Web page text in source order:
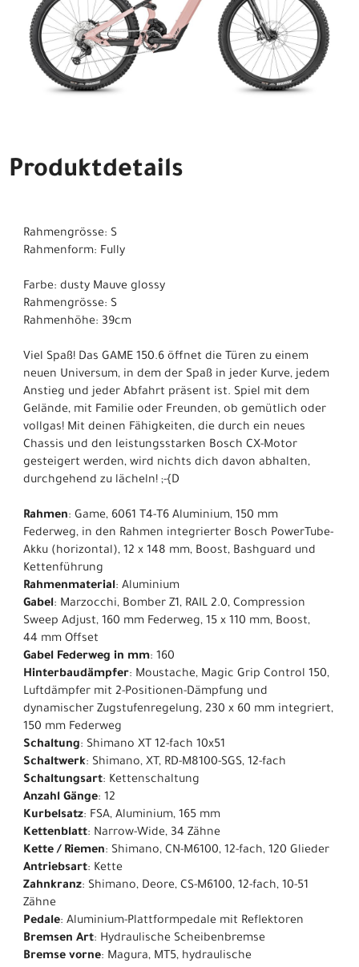
Produktdetails
Rahmengrösse: S
Rahmenform: Fully
Farbe: dusty Mauve glossy
Rahmengrösse: S
Rahmenhöhe: 39cm
Viel Spaß! Das GAME 150.6 öffnet die Türen zu einem
neuen Universum, in dem der Spaß in jeder Kurve, jedem
Anstieg und jeder Abfahrt präsent ist. Spiel mit dem
Gelände, mit Familie oder Freunden, ob gemütlich oder
vollgas! Mit deinen Fähigkeiten, die durch ein neues
Chassis und den leistungsstarken Bosch CX-Motor
gesteigert werden, wird nichts dich davon abhalten,
durchgehend zu lächeln! ;-{D
Rahmen: Game, 6061 T4-T6 Aluminium, 150 mm
Federweg, in den Rahmen integrierter Bosch PowerTube-
Akku (horizontal), 12 x 148 mm, Boost, Bashguard und
Kettenführung
Rahmenmaterial: Aluminium
Gabel: Marzocchi, Bomber Z1, RAIL 2.0, Compression
Sweep Adjust, 160 mm Federweg, 15 x 110 mm, Boost,
44 mm Offset
Gabel Federweg in mm: 160
Hinterbaudämpfer: Moustache, Magic Grip Control 150,
Luftdämpfer mit 2-Positionen-Dämpfung und
dynamischer Zugstufenregelung, 230 x 60 mm integriert,
150 mm Federweg
Schaltung: Shimano XT 12-fach 10x51
Schaltwerk: Shimano, XT, RD-M8100-SGS, 12-fach
Schaltungsart: Kettenschaltung
Anzahl Gänge: 12
Kurbelsatz: FSA, Aluminium, 165 mm
Kettenblatt: Narrow-Wide, 34 Zähne
Kette / Riemen: Shimano, CN-M6100, 12-fach, 120 Glieder
Antriebsart: Kette
Zahnkranz: Shimano, Deore, CS-M6100, 12-fach, 10-51
Zähne
Pedale: Aluminium-Plattformpedale mit Reflektoren
Bremsen Art: Hydraulische Scheibenbremse
Bremse vorne: Magura, MT5, hydraulische